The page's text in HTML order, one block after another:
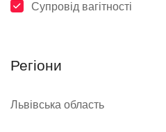
Супровід вагітності
Регіони
Львівська область